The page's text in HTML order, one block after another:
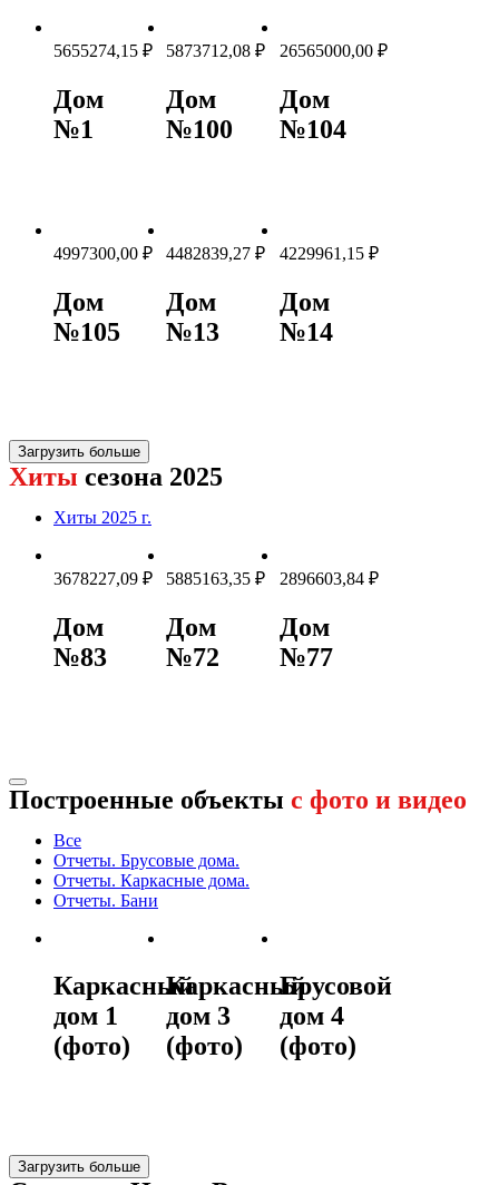
5655274,15 ₽
Дом
№1
5873712,08₽
Дом
№100
26565000,00 ₽
Дом
№104
4997300,00 ₽
Дом
№105
4482839,27₽
Дом
№13
4229961,15 ₽
Дом
№14
Загрузить больше
Хиты сезона 2025
Хиты 2025 г.
3678227,09 ₽
Дом
№83
5885163,35₽
Дом
№72
2896603,84 ₽
Дом
№77
Построенные объекты с фото и видео
Все
Отчеты. Брусовые дома.
Отчеты. Каркасные дома.
Отчеты. Бани
Каркасный
дом 1
(фото)
Каркасный
дом 3
(фото)
Брусовой
дом 4
(фото)
Загрузить больше